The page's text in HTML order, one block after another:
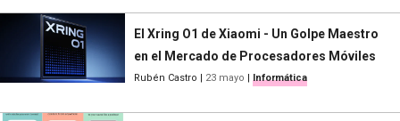
El Xring O1 de Xiaomi - Un Golpe Maestro
en el Mercado de Procesadores Móviles
Rubén Castro | 23 mayo | Informática